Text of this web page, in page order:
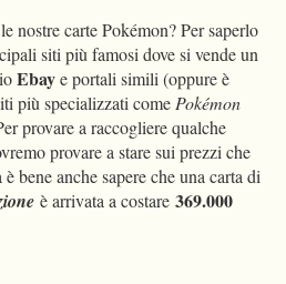
nostre carte Pokémon? Per saperlo
siti più famosi dove si vende un
Ebaye portali simili (oppure è
più specializzati comePokémon
provare a raccogliere qualche
provare a stare sui prezzi che
bene anche sapere che una carta di
è arrivata a costare 369.000